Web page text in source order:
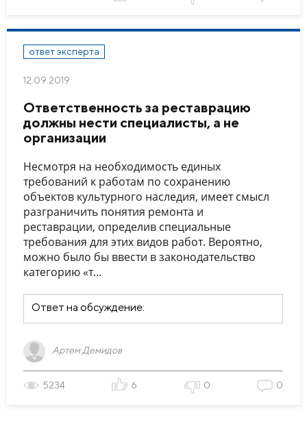
ответ эксперта
12.09.2019
Ответственность за реставрацию
должны нести специалисты, а не
организации
Несмотря на необходимость единых
требований к работам по сохранению
объектов культурного наследия, имеет смысл
разграничить понятия ремонта и
реставрации, определив специальные
требования для этих видов работ. Вероятно,
можно было бы ввести в законодательство
категорию «т...
Ответ на обсуждение:
Артем Демидов
5234 6 0 0